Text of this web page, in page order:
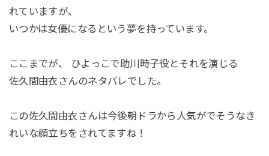
れていますが、
いつかは女優になるという夢を持っています。
ここまでが、 ひよっこで助川時子役とそれを演じる
佐久間由衣さんのネタバレでした。
この佐久間由衣さんは今後朝ドラから人気がでそうなき
れいな顔立ちをされてますね！